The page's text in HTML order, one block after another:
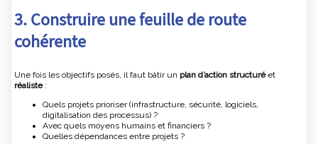
3. Construire une feuille de route
cohérente
Une fois les objectifs posés, il faut bâtir un plan d’action structuréet
réaliste :
Quels projets prioriser (infrastructure, sécurité, logiciels,
digitalisation des processus) ?
Avec quels moyens humains et financiers ?
Quelles dépendances entre projets ?